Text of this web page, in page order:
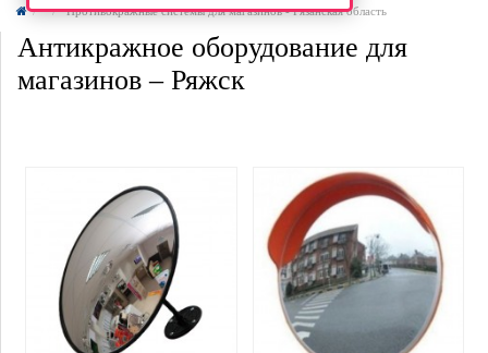
Противокражные системы для магазинов - Рязанская область
Антикражное оборудование для
магазинов – Ряжск